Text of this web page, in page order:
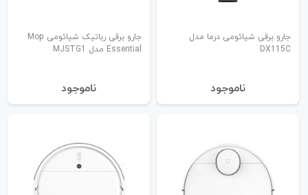
جارو برقی شیائومی درما مدل
DX115C
نا‌موجود
جارو برقی رباتیک شیائومی Mop
Essential مدل MJSTG1
نا‌موجود